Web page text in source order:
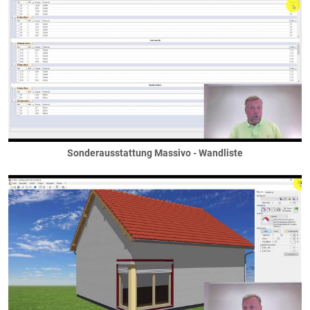
Gelände
ebenes Gelände
Erdarbeiten
Hanglage
Geländer
automatische Absturtzgeländer
Balkongeländer
französische Balkone
freie Geländer
Haustechnik
Heizung
Lüftung
Speichertechnik
Löcher
... in Dächern
... in Decken
Sonderausstattung Massivo - Wandliste